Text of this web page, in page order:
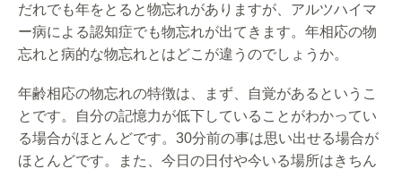
だれでも年をとると物忘れがありますが、 アルツハイマ
ー病による認知症でも物忘れが出てきます。 年相応の物
忘れと病的な物忘れとはどこが違うのでしょうか。
年齢相応の物忘れの特徴は、まず、自覚があるというこ
とです。
自分の記憶力が低下していることがわかってい
る場合がほとんどです。30分前の事は思い出せる場合が
ほとんどです。また、 今日の日付や今いる場所はきちん